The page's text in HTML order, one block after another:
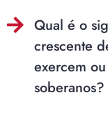
Qual é o
crescente
exercem
soberanos?